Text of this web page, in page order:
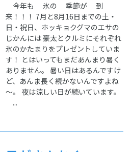
今年も 氷の 季節が 到
来！！！ 7月と8月16日までの土・
日・祝日、ホッキョクグマのエサの
じかんには 豪太とクルミにそれぞれ
氷のかたまりをプレゼントしていま
す！ とはいってもまだあんまり暑く
ありません。 暑い日はあるんですけ
ど、あんま長く続かないんですよね
～。 夜は涼しい日が続いています。
...